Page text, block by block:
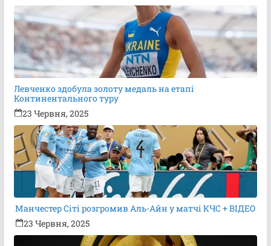
Левченко здобула золоту медаль на етапі
Континентального туру
23 Червня, 2025
Манчестер Сіті розгромив Аль-Айн у матчі КЧС + ВІДЕО
23 Червня, 2025